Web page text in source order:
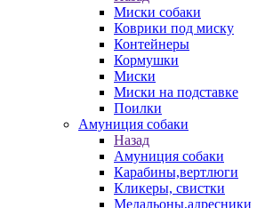
Миски собаки
Коврики под миску
Контейнеры
Кормушки
Миски
Миски на подставке
Поилки
Амуниция собаки
Назад
Амуниция собаки
Карабины,вертлюги
Кликеры, свистки
Медальоны,адресники